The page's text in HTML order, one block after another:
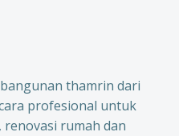
thamrin dari
profesional untuk
rumah dan